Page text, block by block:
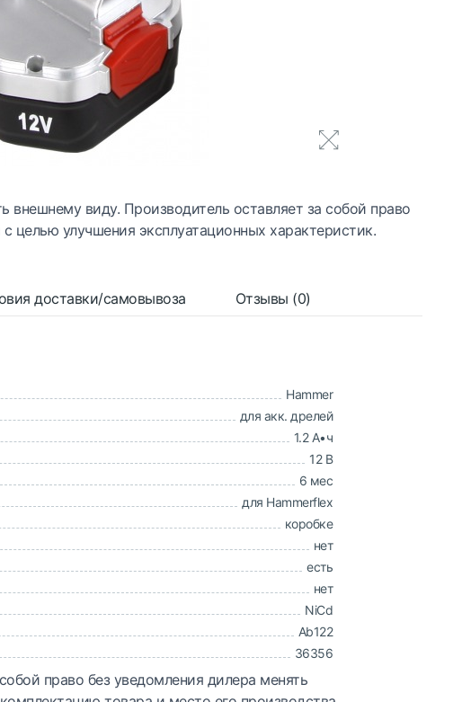
внешнему виду. Производитель оставляет за собой право
целью улучшения эксплуатационных характеристик.
доставки/самовывоза Отзывы (0)
Hammer
для акк. дрелей
1.2 А•ч
12 В
6 мес
для Hammerflex
коробке
нет
есть
нет
NiCd
Ab122
36356
право без уведомления дилера менять